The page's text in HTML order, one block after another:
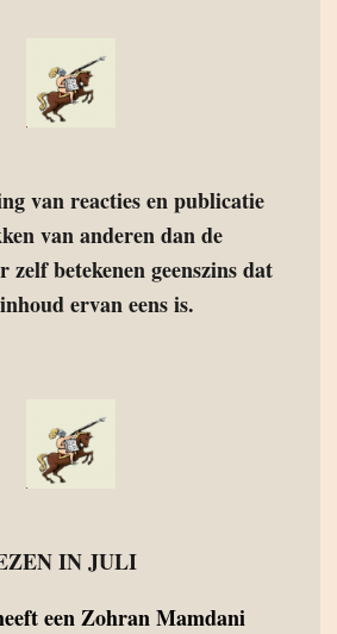
van reacties en publicatie
van anderen dan de
zelf betekenen geenszins dat
ervan eens is.
IN JULI
een Zohran Mamdani